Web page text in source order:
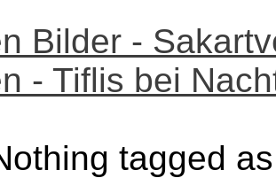
Bilder -
- Tiflis bei
tagged